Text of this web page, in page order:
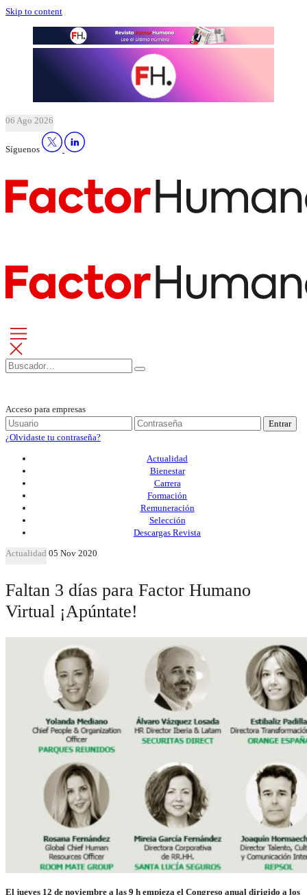
Skip to content
06 Ago 2026
Síguenos
Acceso para empresas
Entrar
¿Olvidaste tu contraseña?
Actualidad
Bienestar
Carrera
Formación
Remuneración
Selección
Descargas Revista
Actualidad 05 Nov 2020
Faltan 3 días para Factor Humano
Virtual ¡Apúntate!
El jueves 12 de noviembre a las 9 h empieza el Congreso anual dirigido a los